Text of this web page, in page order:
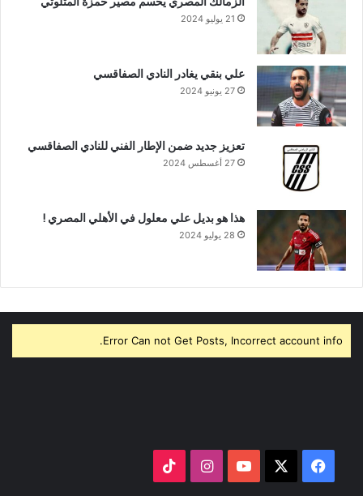
21 يوليو 2024
علي بنقي يغادر النادي الصفاقسي
27 يونيو 2024
تعزيز جديد ضمن الإطار الفني للنادي الصفاقسي
27 أغسطس 2024
هذا هو بديل علي معلول في الأهلي المصري !
28 يوليو 2024
Error Can not Get Posts, Incorrect account info.
فيسبوك ‫YouTubeانستقرام